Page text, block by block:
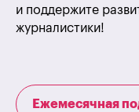
и поддержите
журналистики!
Ежемесячная